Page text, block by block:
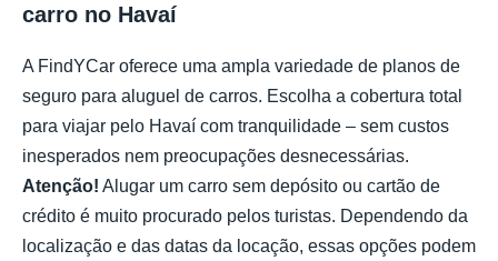
carro no Havaí
A FindYCar oferece uma ampla variedade de planos de
seguro para aluguel de carros. Escolha a cobertura total
para viajar pelo Havaí com tranquilidade – sem custos
inesperados nem preocupações desnecessárias.
Atenção! Alugar um carro sem depósito ou cartão de
crédito é muito procurado pelos turistas. Dependendo da
localização e das datas da locação, essas opções podem